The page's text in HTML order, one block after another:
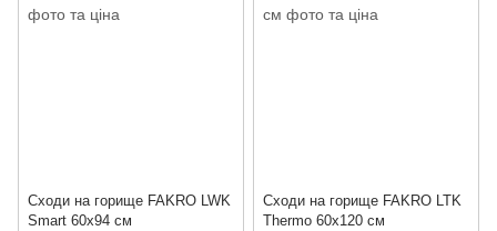
Сходи на горище FAKRO LWK
Smart 60х94 см
Сходи на горище FAKRO LTK
Thermo 60х120 см